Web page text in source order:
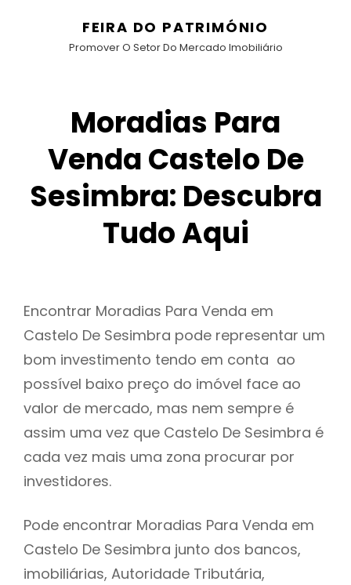
FEIRA DO PATRIMÓNIO
Promover O Setor Do Mercado Imobiliário
Moradias Para
Venda Castelo De
Sesimbra: Descubra
Tudo Aqui
Encontrar Moradias Para Venda em
Castelo De Sesimbra pode representar um
bom investimento tendo em conta ao
possível baixo preço do imóvel face ao
valor de mercado, mas nem sempre é
assim uma vez que Castelo De Sesimbra é
cada vez mais uma zona procurar por
investidores.
Pode encontrar Moradias Para Venda em
Castelo De Sesimbra junto dos bancos,
imobiliárias, Autoridade Tributária,